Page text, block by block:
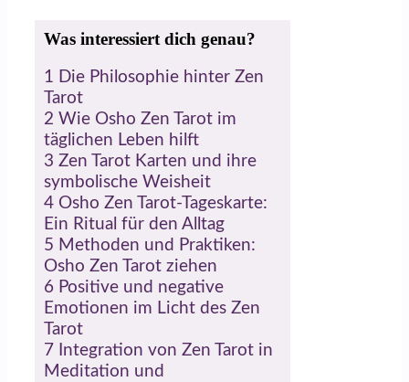
Was interessiert dich genau?
1 Die Philosophie hinter Zen
Tarot
2 Wie Osho Zen Tarot im
täglichen Leben hilft
3 Zen Tarot Karten und ihre
symbolische Weisheit
4 Osho Zen Tarot-Tageskarte:
Ein Ritual für den Alltag
5 Methoden und Praktiken:
Osho Zen Tarot ziehen
6 Positive und negative
Emotionen im Licht des Zen
Tarot
7 Integration von Zen Tarot in
Meditation und